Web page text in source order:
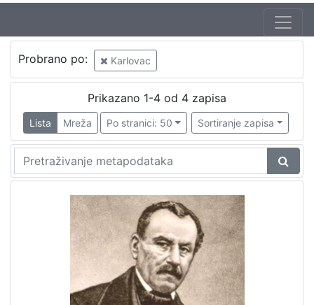
Probrano po: Karlovac
Prikazano 1-4 od 4 zapisa
Lista Mreža Po stranici: 50 Sortiranje zapisa